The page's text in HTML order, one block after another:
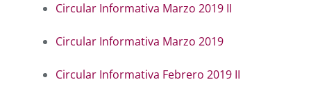
Circular Informativa Marzo 2019 II
Circular Informativa Marzo 2019
Circular Informativa Febrero 2019 II